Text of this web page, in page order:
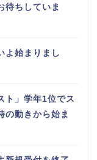
待ちしていま
よ始まりまし
ト」学年1位でス
の動きから始ま